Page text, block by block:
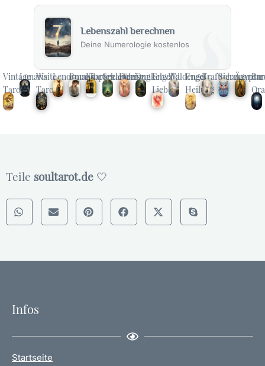
Lebenszahl berechnen
Deine Numerologie kostenlos
Vintage
Tarot
LunarisWaite
Tarot
Lenormand
Romakarten
Kipperkarten
Seelenreise
FührungDunkelwald
Engel
Liebe
Waldengel
Engel
Heilung
KrafttiereSchamanen
Teile soultarot.de 🤍
Infos
Startseite